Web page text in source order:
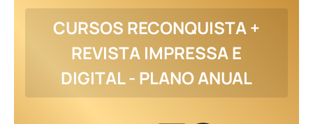
CURSOS RECONQUISTA +
REVISTA IMPRESSA E
DIGITAL - PLANO ANUAL